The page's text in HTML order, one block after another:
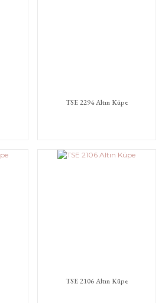
TSE 2294 Altın Küpe
TSE 2106 Altın Küpe